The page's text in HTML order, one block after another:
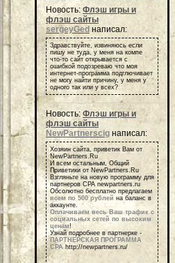
Новость: Флэш игры и
флэш сайты
sergeyGed написал:
Здравствуйте, извиняюсь если
пишу не туда, у меня на компе
что-то сайт открывается с
ошибкой подозреваю что моя
интернет-программа подглючивает
не могу найти причину, у меня у
одного так или у всех?
Новость:Флэш игры и
флэш сайты
NewPartnerscig написал:
Хозяин сайта, приветик Вам от
NewPartners.Ru
И всем остальным, Общий
Приветики от NewPartners.Ru
Взгляньте на новую программу для
партнеров СРА newpartners.ru
Обсолютно бесплатно предлагаем
всем по 500 рублей на баланс в
аккаунте.
Оплачиваем весь Ваш трафик с
социальных сетей по высоким
ценам!
Узнай подробнее в партнерке -
ПАРТНЕРСКАЯ ПРОГРАММА
СРАhttp://newpartners.ru/